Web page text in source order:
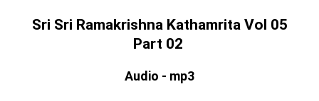
Sri Sri Ramakrishna Kathamrita Vol 05
Part 02
Audio - mp3